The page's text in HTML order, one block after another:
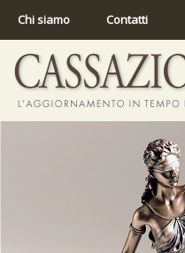
Chi siamo Contatti